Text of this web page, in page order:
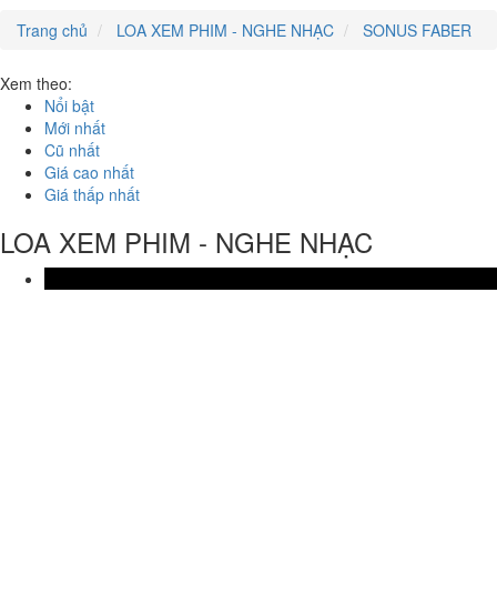
Trang chủ
LOA XEM PHIM - NGHE NHẠC SONUS FABER
Xem theo:
Nổi bật
Mới nhất
Cũ nhất
Giá cao nhất
Giá thấp nhất
LOA XEM PHIM - NGHE NHẠC